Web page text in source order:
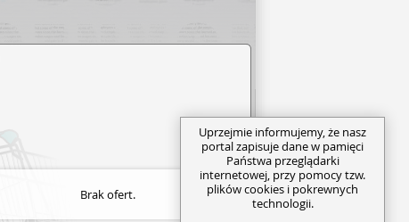
Brak ofert.
Uprzejmie informujemy, że nasz
portal zapisuje dane w pamięci
Państwa przeglądarki
internetowej, przy pomocy tzw.
plików cookies i pokrewnych
technologii.